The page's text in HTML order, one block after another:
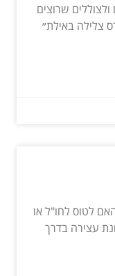
שרוצים
צלילה באילת״
לטוס לחו"ל או
עצירה בדרך